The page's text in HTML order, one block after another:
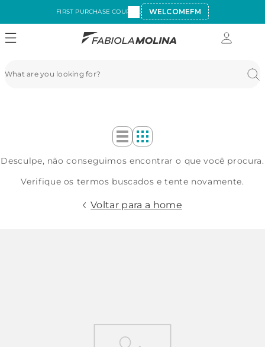
FIRST PURCHASE COUPON: WELCOMEFM
Desculpe, não conseguimos encontrar o que você procura.
Verifique os termos buscados e tente novamente.
Voltar para a home